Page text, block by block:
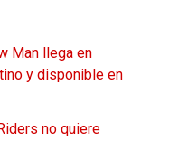
Man llega en
y disponible en
no quiere